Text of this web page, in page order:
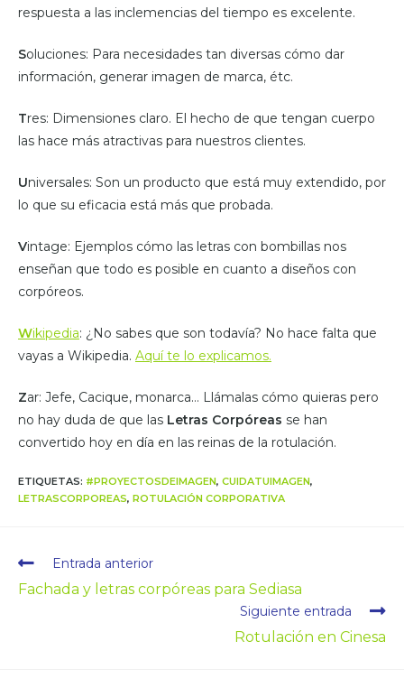
respuesta a las inclemencias del tiempo es excelente.
Soluciones: Para necesidades tan diversas cómo dar
información, generar imagen de marca, étc.
Tres: Dimensiones claro. El hecho de que tengan cuerpo
las hace más atractivas para nuestros clientes.
Universales: Son un producto que está muy extendido, por
lo que su eficacia está más que probada.
Vintage: Ejemplos cómo las letras con bombillas nos
enseñan que todo es posible en cuanto a diseños con
corpóreos.
Wikipedia: ¿No sabes que son todavía? No hace falta que
vayas a Wikipedia. Aquí te lo explicamos.
Zar: Jefe, Cacique, monarca… Llámalas cómo quieras pero
no hay duda de que las Letras Corpóreas se han
convertido hoy en día en las reinas de la rotulación.
ETIQUETAS: #PROYECTOSDEIMAGEN, CUIDATUIMAGEN,
LETRASCORPOREAS, ROTULACIÓN CORPORATIVA
Entrada anterior
Fachada y letras corpóreas para Sediasa
Siguiente entrada
Rotulación en Cinesa